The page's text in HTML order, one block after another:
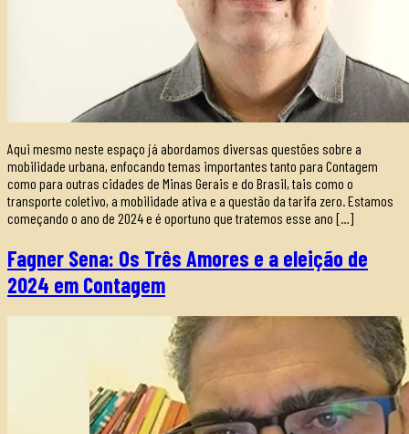
Aqui mesmo neste espaço já abordamos diversas questões sobre a
mobilidade urbana, enfocando temas importantes tanto para Contagem
como para outras cidades de Minas Gerais e do Brasil, tais como o
transporte coletivo, a mobilidade ativa e a questão da tarifa zero. Estamos
começando o ano de 2024 e é oportuno que tratemos esse ano […]
Fagner Sena: Os Três Amores e a eleição de
2024 em Contagem